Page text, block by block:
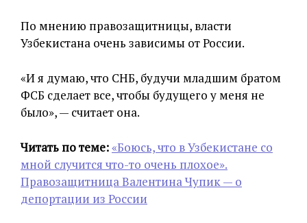
По мнению правозащитницы, власти
Узбекистана очень зависимы от России.
«И я думаю, что СНБ, будучи младшим братом
ФСБ сделает все, чтобы будущего у меня не
было», — считает она.
Читать по теме:«Боюсь, что в Узбекистане со
мной случится что-то очень плохое».
Правозащитница Валентина Чупик — о
депортации из России